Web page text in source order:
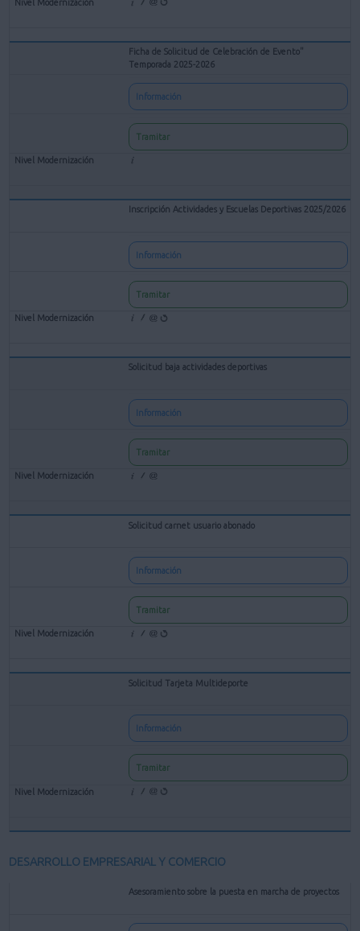
Ficha de Solicitud de Celebración de Evento"
Temporada 2025-2026
Información
Tramitar
Inscripción Actividades y Escuelas Deportivas 2025/2026
Información
Tramitar
Solicitud baja actividades deportivas
Información
Tramitar
Solicitud carnet usuario abonado
Información
Tramitar
Solicitud Tarjeta Multideporte
Información
Tramitar
DESARROLLO EMPRESARIAL Y COMERCIO
Asesoramiento sobre la puesta en marcha de proyectos